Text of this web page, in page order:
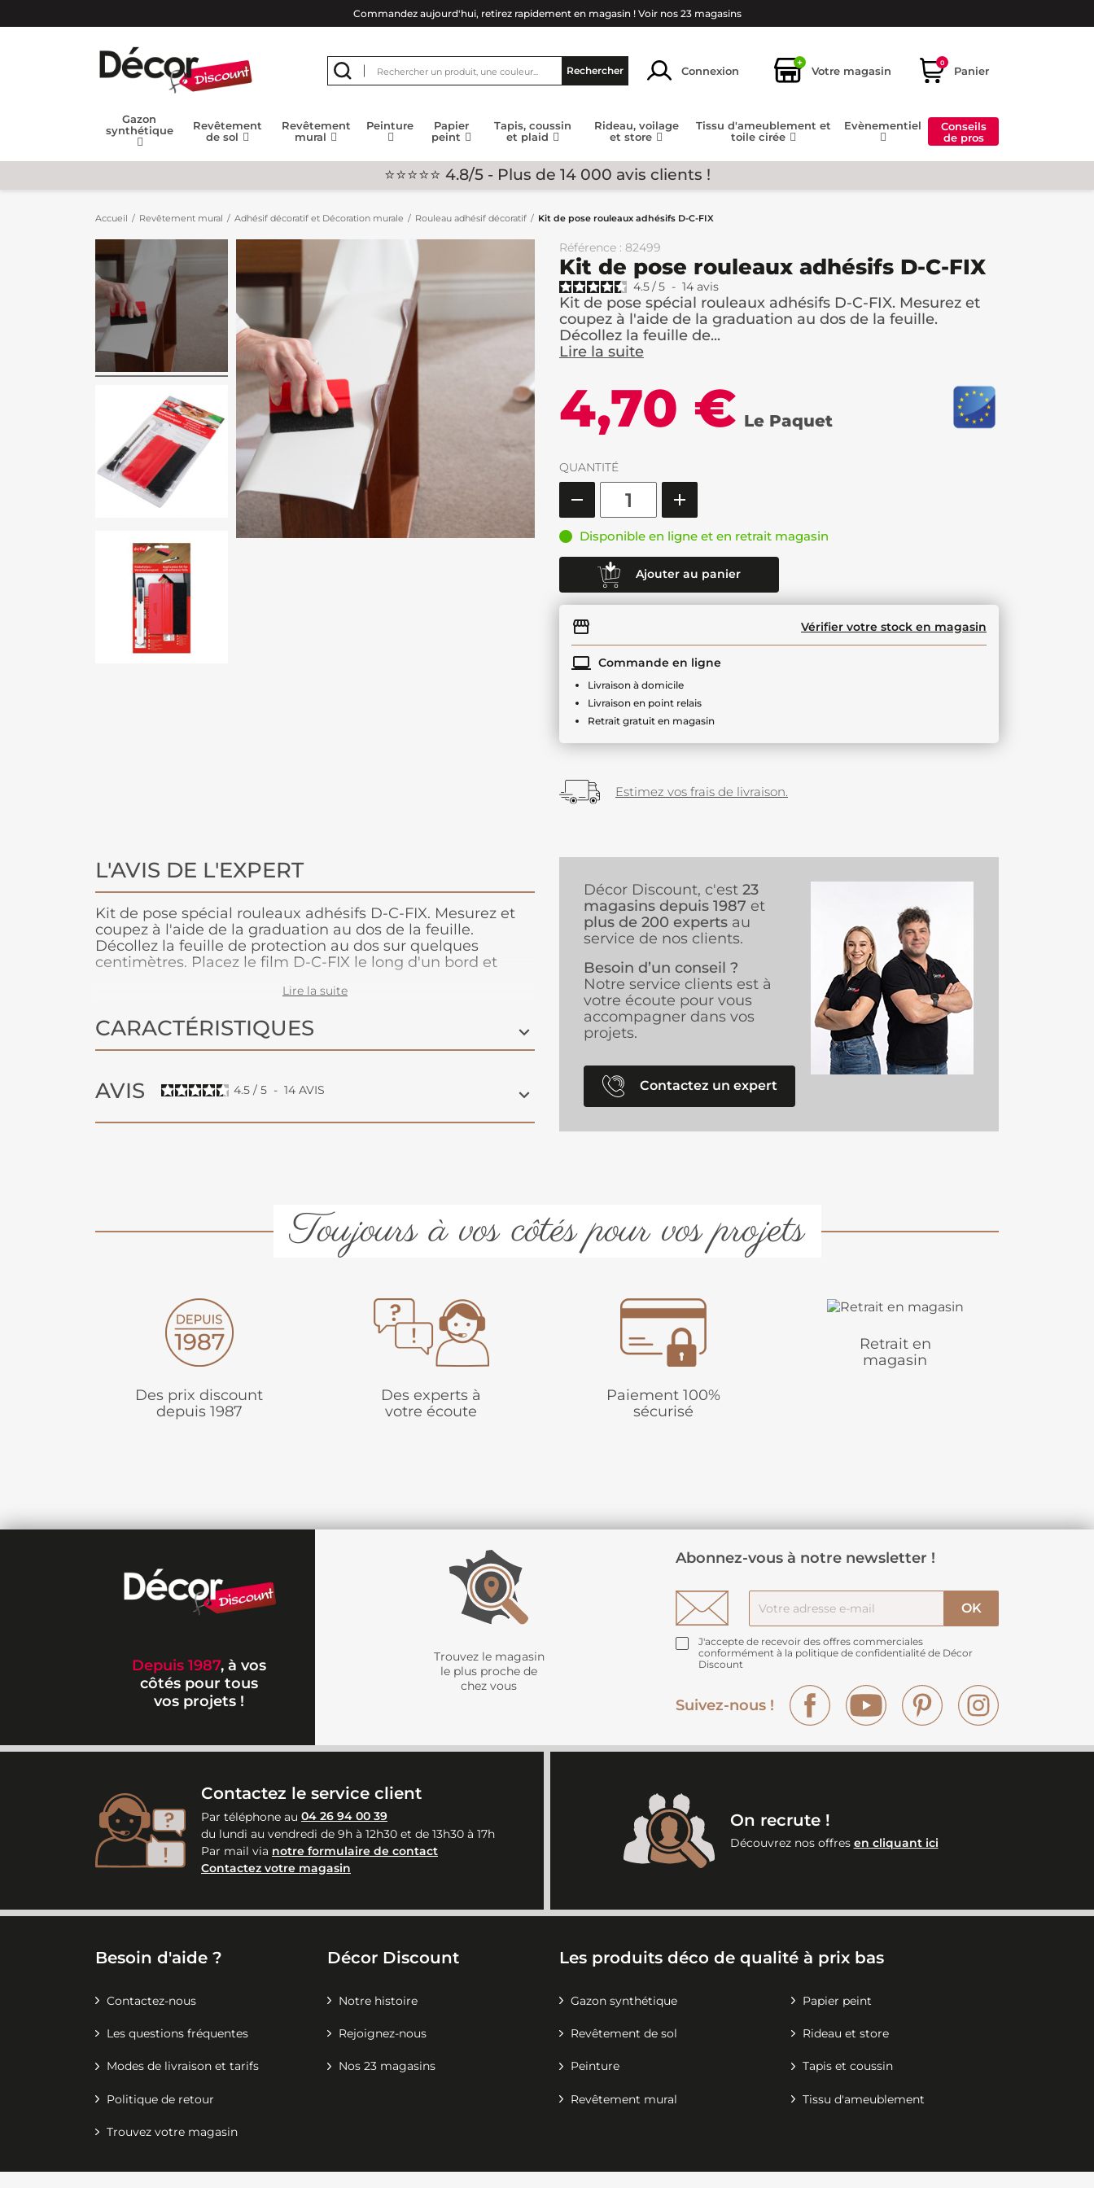
Commandez aujourd'hui, retirez rapidement en magasin ! Voir nos 23 magasins
Rechercher Connexion
+
Votre magasin
0
Panier
Gazon
synthétique
Revêtement
de sol
Revêtement
mural
Peinture
Papier
peint
Tapis, coussin
et plaid
Rideau, voilage
et store
Tissu d'ameublement et
toile cirée
Evènementiel
Conseils
de pros
⭐⭐⭐⭐⭐ 4.8/5 - Plus de 14 000 avis clients !
Accueil Revêtement mural Adhésif décoratif et Décoration murale Rouleau adhésif décoratif Kit de pose rouleaux adhésifs D-C-FIX
Référence : 82499
Kit de pose rouleaux adhésifs D-C-FIX
4.5/5 - 14 avis
Kit de pose spécial rouleaux adhésifs D-C-FIX. Mesurez et
coupez à l'aide de la graduation au dos de la feuille.
Décollez la feuille de...
Lire la suite
4,70 € Le Paquet
QUANTITÉ
Disponible en ligne et en retrait magasin
Ajouter au panier
Vérifier votre stock en magasin
Commande en ligne
Livraison à domicile
Livraison en point relais
Retrait gratuit en magasin
Estimez vos frais de livraison.
L'AVIS DE L'EXPERT
Kit de pose spécial rouleaux adhésifs D-C-FIX. Mesurez et
coupez à l'aide de la graduation au dos de la feuille.
Décollez la feuille de protection au dos sur quelques
centimètres. Placez le film D-C-FIX le long d'un bord et
protection et appliquez simultanément le film à l'aide du
d'éviter la formation de bulles d'air.
Lire la suite
CARACTÉRISTIQUES
AVIS 4.5 / 5 - 14 AVIS
Décor Discount, c'est 23
magasins depuis 1987 et
plus de 200 experts au
service de nos clients.
Besoin d’un conseil ?
Notre service clients est à
votre écoute pour vous
accompagner dans vos
projets.
Contactez un expert
Toujours à vos côtés pour vos projets
Des prix discount
depuis 1987
Des experts à
votre écoute
Paiement 100%
sécurisé
Retrait en
magasin
Depuis 1987, à vos
côtés pour tous
vos projets !
Trouvez le magasin
le plus proche de
chez vous
Abonnez-vous à notre newsletter !
J'accepte de recevoir des offres commerciales
conformément à la politique de confidentialité de Décor
Discount
Suivez-nous !
Facebook YouTube Pinterest
Contactez le service client
Par téléphone au 04 26 94 00 39
du lundi au vendredi de 9h à 12h30 et de 13h30 à 17h
Par mail via notre formulaire de contact
Contactez votre magasin
On recrute !
Découvrez nos offres en cliquant ici
Besoin d'aide ?
Contactez-nous
Les questions fréquentes
Modes de livraison et tarifs
Politique de retour
Trouvez votre magasin
Décor Discount
Notre histoire
Rejoignez-nous
Nos 23 magasins
Les produits déco de qualité à prix bas
Gazon synthétique Papier peint
Revêtement de sol Rideau et store
Peinture Tapis et coussin
Revêtement mural Tissu d'ameublement